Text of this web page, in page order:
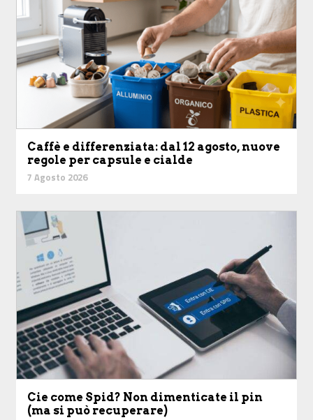
Caffè e differenziata: dal 12 agosto, nuove
regole per capsule e cialde
7 Agosto 2026
Cie come Spid? Non dimenticate il pin
(ma si può recuperare)